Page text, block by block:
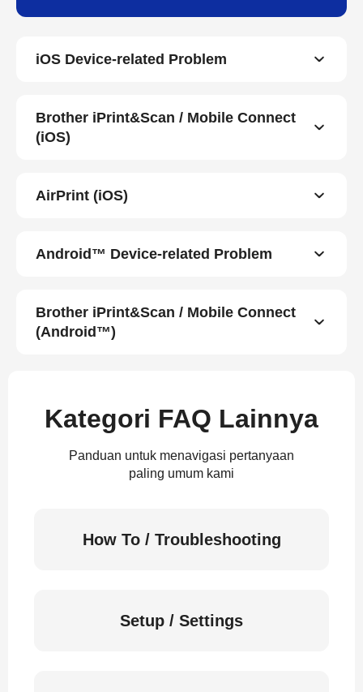
iOS Device-related Problem
Brother iPrint&Scan / Mobile Connect
(iOS)
AirPrint (iOS)
Android™ Device-related Problem
Brother iPrint&Scan / Mobile Connect
(Android™)
Kategori FAQ Lainnya
Panduan untuk menavigasi pertanyaan
paling umum kami
How To / Troubleshooting
Setup / Settings